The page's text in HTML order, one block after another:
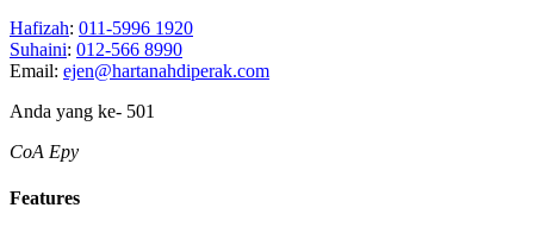
Hafizah: 011-5996 1920
Suhaini: 012-566 8990
Email: ejen@hartanahdiperak.com
Anda yang ke- 501
CoA Epy
Features